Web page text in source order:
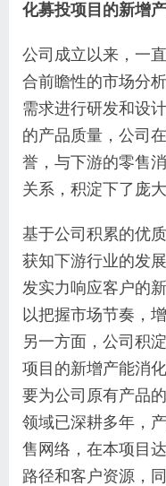
化募投项目的新增
公司成立以来，一
合前瞻性的市场分
需求进行研发和设
的产品质量，公司
誉，与下游的零售
关系，积淀下了庞
基于公司积累的优
获知下游行业的发
发实力响应客户的
以把握市场节奏，
另一方面，公司积
项目的新增产能消
要为公司原有产品
领域已深耕多年，
售网络，在本项目
路径和客户资源，